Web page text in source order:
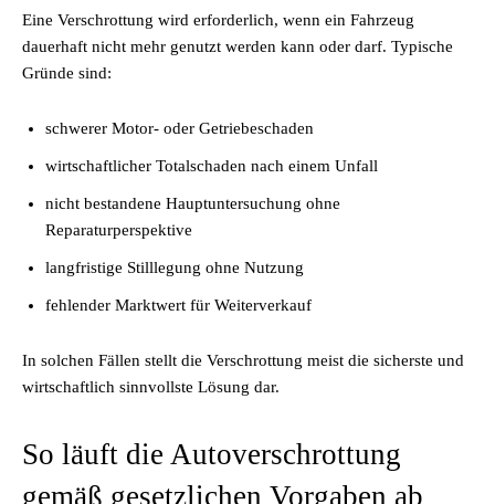
Eine Verschrottung wird erforderlich, wenn ein Fahrzeug
dauerhaft nicht mehr genutzt werden kann oder darf. Typische
Gründe sind:
schwerer Motor- oder Getriebeschaden
wirtschaftlicher Totalschaden nach einem Unfall
nicht bestandene Hauptuntersuchung ohne
Reparaturperspektive
langfristige Stilllegung ohne Nutzung
fehlender Marktwert für Weiterverkauf
In solchen Fällen stellt die Verschrottung meist die sicherste und
wirtschaftlich sinnvollste Lösung dar.
So läuft die Autoverschrottung
gemäß gesetzlichen Vorgaben ab